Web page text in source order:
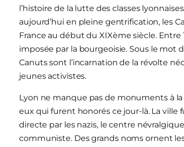
l’histoire de la lutte des classes
aujourd’hui en pleine gentrification, les
France au début du XIXème siècle. Entre
imposée par la bourgeoisie. Sous le mot
Canuts sont l’incarnation de la révolte
jeunes activistes.
Lyon ne manque pas de monuments à
eux qui furent honorés ce jour-là. La
directe par les nazis, le centre
communiste. Des grands noms ornent